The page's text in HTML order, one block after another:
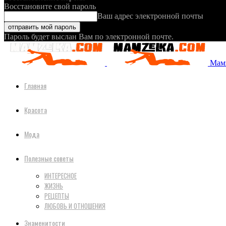
Восстановите свой пароль
Ваш адрес электронной почты
Пароль будет выслан Вам по электронной почте.
Главная
Красота
Мода
Полезные советы
ИНТЕРЕСНОЕ
ЖИЗНЬ
РЕЦЕПТЫ
ЛЮБОВЬ И ОТНОШЕНИЯ
Знаменитости